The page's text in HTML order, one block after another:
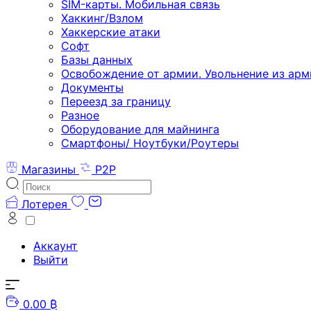
SIM-карты. Мобильная связь
Хаккинг/Взлом
Хаккерские атаки
Софт
Базы данных
Освобождение от армии. Увольнение из
Документы
Переезд за границу
Разное
Оборудование для майнинга
Смартфоны/ Ноутбуки/Роутеры
Магазины
P2P
Лотерея
Аккаунт
Выйти
0.00 ₿